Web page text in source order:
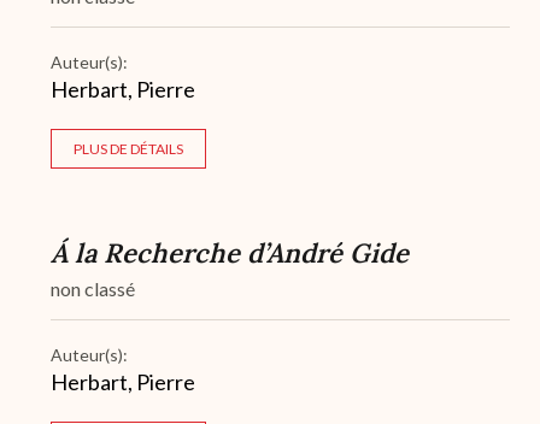
Auteur(s):
Herbart, Pierre
PLUS DE DÉTAILS
Á la Recherche d’André Gide
non classé
Auteur(s):
Herbart, Pierre